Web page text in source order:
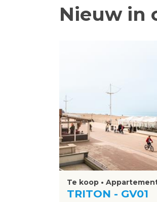
Nieuw in
Te koop •
TRITON - GV01